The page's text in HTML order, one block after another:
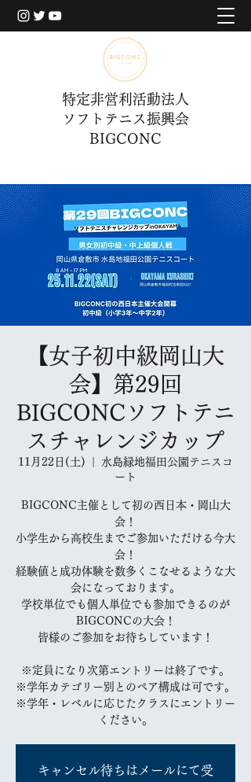
特定非営利活動法人
ソフトテニス振興会
BIGCONC
​BIGCONCERについて
【女子初中級岡山大
会】第29回
BIGCONCソフトテニ
スチャレンジカップ
11月22日(土)
水島緑地福田公園テニスコ
ート
BIGCONC主催として初の西日本・岡山大
会！
小学生から高校生までご参加いただける今大
会！
経験値と成功体験を数多くこなせるような大
会になっております。
学校単位でも個人単位でも参加できるのが
BIGCONCの大会！
皆様のご参加をお待ちしています！
※定員になり次第エントリーは終了です。
※学年カテゴリー別とのペア構成は可です。
※学年・レベルに応じたクラスにエントリー
ください。
キャンセル待ちはメールにて受